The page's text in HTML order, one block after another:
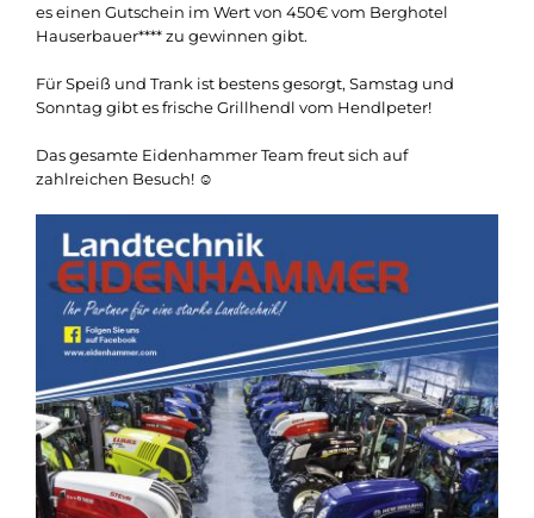
es einen Gutschein im Wert von 450€ vom Berghotel
Hauserbauer**** zu gewinnen gibt.
Für Speiß und Trank ist bestens gesorgt, Samstag und
Sonntag gibt es frische Grillhendl vom Hendlpeter!
Das gesamte Eidenhammer Team freut sich auf
zahlreichen Besuch! ☺️